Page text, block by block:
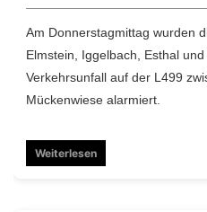
Am Donnerstagmittag wurden
Elmstein, Iggelbach, Esthal
Verkehrsunfall auf der L499
Mückenwiese alarmiert.
Weiterlesen